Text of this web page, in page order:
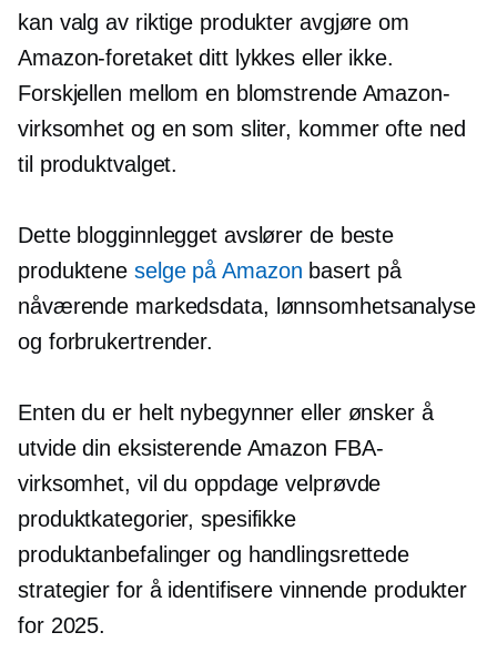
kan valg av riktige produkter avgjøre om
Amazon-foretaket ditt lykkes eller ikke.
Forskjellen mellom en blomstrende Amazon-
virksomhet og en som sliter, kommer ofte ned
til produktvalget.
Dette blogginnlegget avslører de beste
produktene selge på Amazon basert på
nåværende markedsdata, lønnsomhetsanalyse
og forbrukertrender.
Enten du er helt nybegynner eller ønsker å
utvide din eksisterende Amazon FBA-
virksomhet, vil du oppdage velprøvde
produktkategorier, spesifikke
produktanbefalinger og handlingsrettede
strategier for å identifisere vinnende produkter
for 2025.